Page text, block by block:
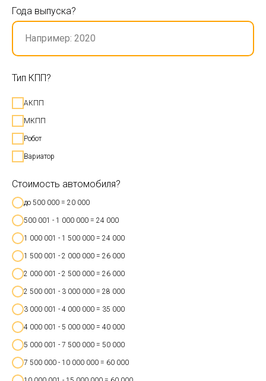
Года выпуска?
Тип КПП?
АКПП
МКПП
Робот
Вариатор
Стоимость автомобиля?
до 500 000 = 20 000
500 001 - 1 000 000 = 24 000
1 000 001 - 1 500 000 = 24 000
1 500 001 - 2 000 000 = 26 000
2 000 001 - 2 500 000 = 26 000
2 500 001 - 3 000 000 = 28 000
3 000 001 - 4 000 000 = 35 000
4 000 001 - 5 000 000 = 40 000
5 000 001 - 7 500 000 = 50 000
7 500 000 - 10 000 000 = 60 000